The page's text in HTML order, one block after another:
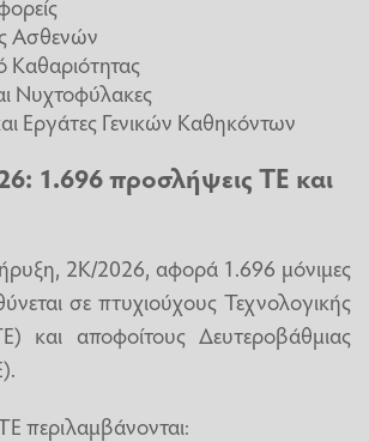
Ασθενών
Νυχτοφύλακες
Εργάτες Γενικών Καθηκόντων
1.696 προσλήψεις ΤΕ και
2Κ/2026, αφορά 1.696 μόνιμες
σε πτυχιούχους Τεχνολογικής
και αποφοίτους Δευτεροβάθμιας
ΤΕ περιλαμβάνονται: